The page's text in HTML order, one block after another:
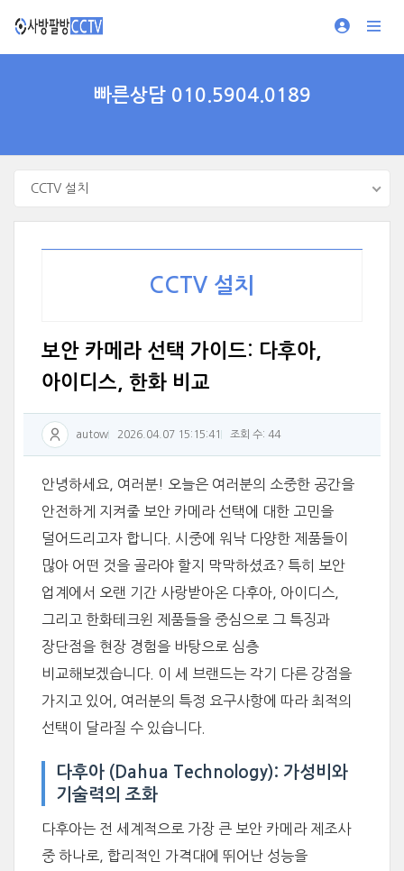
빠른상담 010.5904.0189
CCTV 설치
CCTV 설치
보안 카메라 선택 가이드: 다후아,
아이디스, 한화 비교
autow 2026.04.07 15:15:41 조회 수: 44
안녕하세요, 여러분! 오늘은 여러분의 소중한 공간을
안전하게 지켜줄 보안 카메라 선택에 대한 고민을
덜어드리고자 합니다. 시중에 워낙 다양한 제품들이
많아 어떤 것을 골라야 할지 막막하셨죠? 특히 보안
업계에서 오랜 기간 사랑받아온 다후아, 아이디스,
그리고 한화테크윈 제품들을 중심으로 그 특징과
장단점을 현장 경험을 바탕으로 심층
비교해보겠습니다. 이 세 브랜드는 각기 다른 강점을
가지고 있어, 여러분의 특정 요구사항에 따라 최적의
선택이 달라질 수 있습니다.
다후아 (Dahua Technology): 가성비와
기술력의 조화
다후아는 전 세계적으로 가장 큰 보안 카메라 제조사
중 하나로, 합리적인 가격대에 뛰어난 성능을